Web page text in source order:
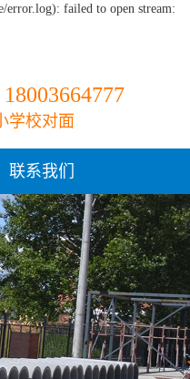
error.log): failed to open stream:
学校对面
联系我们